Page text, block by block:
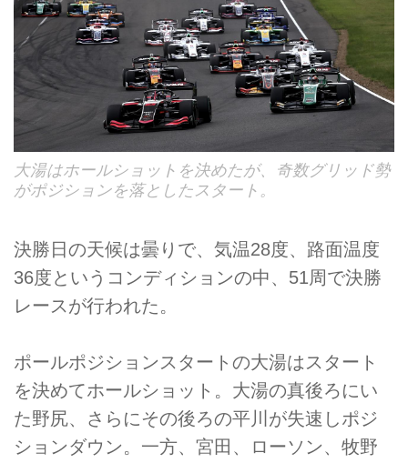
大湯はホールショットを決めたが、奇数グリッド勢
がポジションを落としたスタート。
決勝日の天候は曇りで、気温28度、路面温度
36度というコンディションの中、51周で決勝
レースが行われた。
ポールポジションスタートの大湯はスタート
を決めてホールショット。大湯の真後ろにい
た野尻、さらにその後ろの平川が失速しポジ
ションダウン。一方、宮田、ローソン、牧野